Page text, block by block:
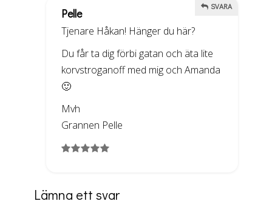
Pelle SVARA
Tjenare Håkan! Hänger du här?
Du får ta dig förbi gatan och äta lite
korvstroganoff med mig och Amanda
🙂
Mvh
Grannen Pelle
Lämna ett svar